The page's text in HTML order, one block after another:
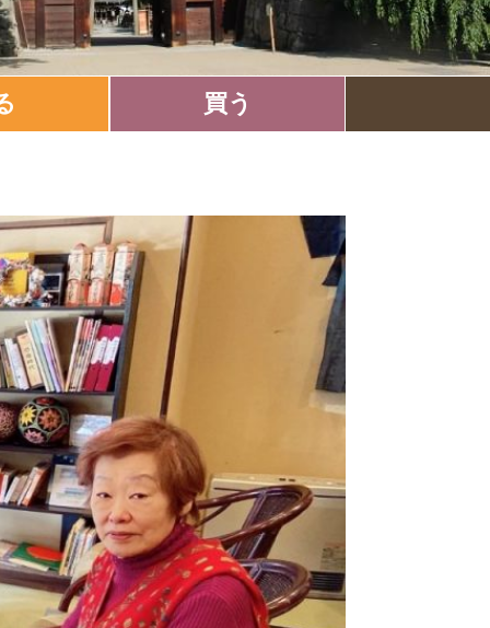
買う